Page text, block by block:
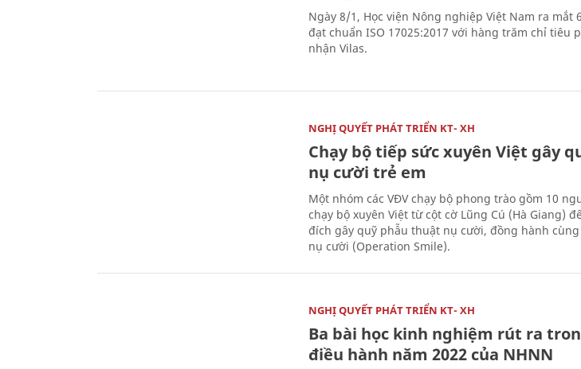
Ngày 8/1, Học viện Nông nghiệp Việt Nam ra mắt
đạt chuẩn ISO 17025:2017 với hàng trăm chỉ tiêu
nhận Vilas.
NGHỊ QUYẾT PHÁT TRIỂN KT- XH
Chạy bộ tiếp sức xuyên Việt gây
nụ cười trẻ em
Một nhóm các VĐV chạy bộ phong trào gồm 10
chạy bộ xuyên Việt từ cột cờ Lũng Cú (Hà Giang)
đích gây quỹ phẫu thuật nụ cười, đồng hành
nụ cười (Operation Smile).
NGHỊ QUYẾT PHÁT TRIỂN KT- XH
Ba bài học kinh nghiệm rút ra
điều hành năm 2022 của NHNN